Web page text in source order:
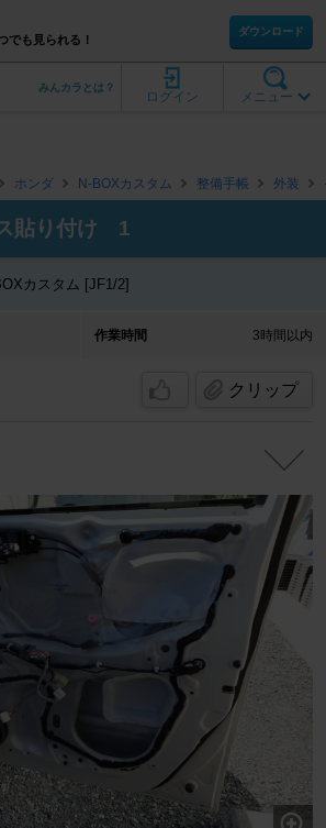
でも見られる！
ダウンロード
メニュー
ログイン
みんカラとは？
ホンダ N-BOXカスタム 整備手帳 外装
貼り付け 1
カスタム [JF1/2]
作業時間 3時間以内
クリップ